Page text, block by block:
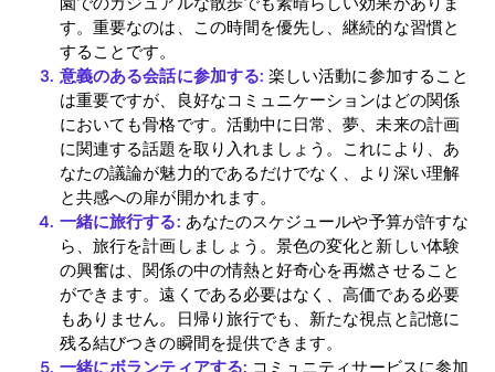
Download
す。重要なのは、この時間を優先し、継続的な習慣と
することです。
意義のある会話に参加する: 楽しい活動に参加すること
は重要ですが、良好なコミュニケーションはどの関係
においても骨格です。活動中に日常、夢、未来の計画
に関連する話題を取り入れましょう。これにより、あ
なたの議論が魅力的であるだけでなく、より深い理解
と共感への扉が開かれます。
一緒に旅行する: あなたのスケジュールや予算が許すな
ら、旅行を計画しましょう。景色の変化と新しい体験
の興奮は、関係の中の情熱と好奇心を再燃させること
ができます。遠くである必要はなく、高価である必要
もありません。日帰り旅行でも、新たな視点と記憶に
残る結びつきの瞬間を提供できます。
一緒にボランティアする: コミュニティサービスに参加